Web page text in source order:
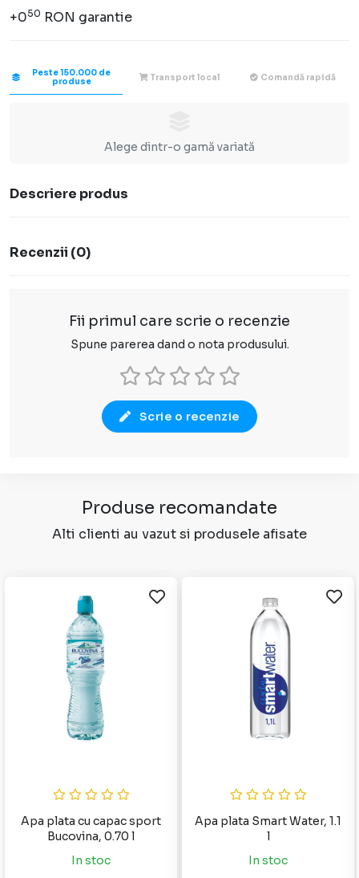
+050 RON garantie
Peste 150.000 de
produse
Transport local Comandă rapidă
Alege dintr-o gamă variată
Descriere produs
Recenzii (0)
Fii primul care scrie o recenzie
Spune parerea dand o nota produsului.
Scrie o recenzie
Produse recomandate
Alti clienti au vazut si produsele afisate
Apa plata cu capac sport
Bucovina, 0.70 l
In stoc
Apa plata Smart Water, 1.1
l
In stoc